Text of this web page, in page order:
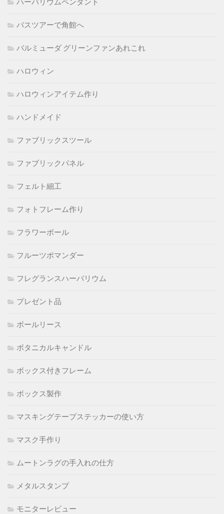
バスツアーで角館へ
バルミューダ グリーンファンあれこれ
ハロウィン
ハロウィンアイテム作り
ハンドメイド
ファブリックスツール
ファブリックパネル
フェルト細工
フォトフレーム作り
フラワーボール
フルーツポマンダー
フレグランスハーバリウム
プレゼント品
ボールリース
ボタニカルキャンドル
ボックス付きフレーム
ボックス製作
マスキングテープステッカーの使い方
マスク手作り
ムートンラグの手入れの仕方
メタルスタンプ
モニターレビュー